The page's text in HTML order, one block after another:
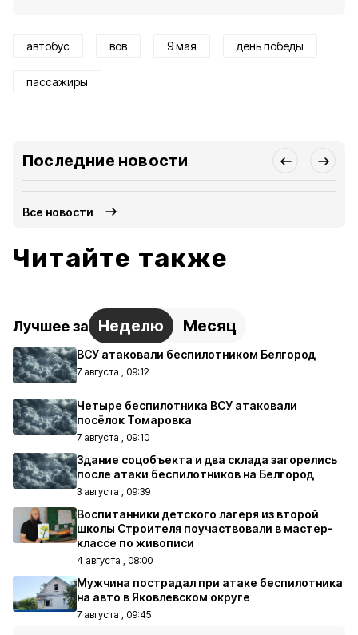
автобус вов 9 мая день победы
пассажиры
Последние новости
Все новости
Читайте также
Лучшее за Неделю Месяц
ВСУ атаковали беспилотником Белгород
7 августа , 09:12
Четыре беспилотника ВСУ атаковали
посёлок Томаровка
7 августа , 09:10
Здание соцобъекта и два склада загорелись
после атаки беспилотников на Белгород
3 августа , 09:39
Воспитанники детского лагеря из второй
школы Строителя поучаствовали в мастер-
классе по живописи
4 августа , 08:00
Мужчина пострадал при атаке беспилотника
на авто в Яковлевском округе
7 августа , 09:45